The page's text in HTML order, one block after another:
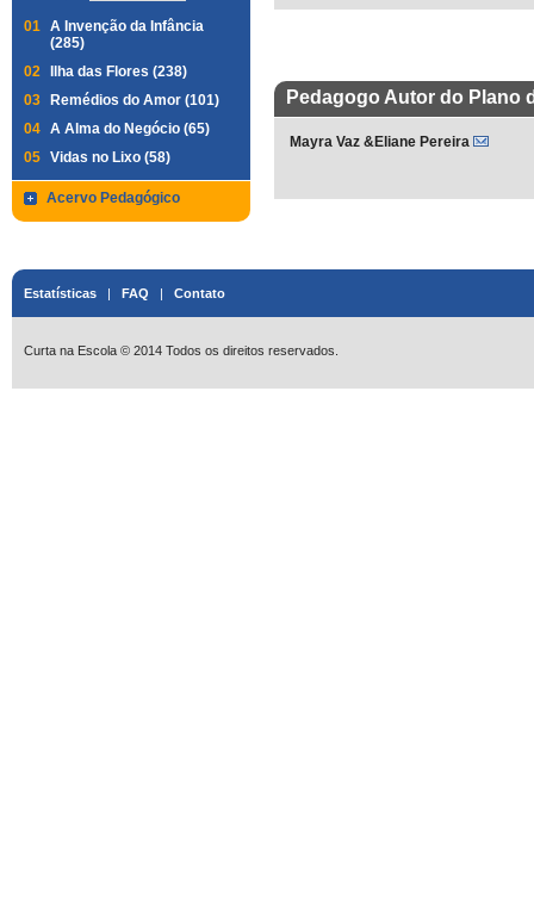
01 A Invenção da Infância
(285)
02
Ilha das Flores (238)
03
Remédios do Amor (101)
04 A Alma do Negócio (65)
05 Vidas no Lixo (58)
Acervo Pedagógico
Pedagogo Autor do Plano
Mayra Vaz &Eliane Pereira
Estatísticas | FAQ | Contato
Curta na Escola © 2014 Todos os direitos reservados.